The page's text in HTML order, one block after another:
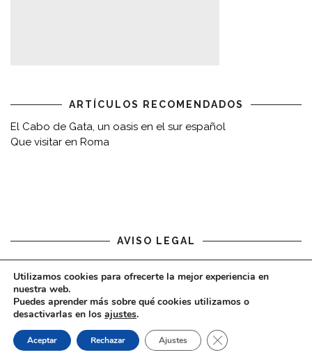
ARTÍCULOS RECOMENDADOS
El Cabo de Gata, un oasis en el sur español
Que visitar en Roma
AVISO LEGAL
Aviso legal
COPYRIGHT © 2020 - VIAJARDESPACIO.COM
Utilizamos cookies para ofrecerte la mejor experiencia en
nuestra web.
Puedes aprender más sobre qué cookies utilizamos o
desactivarlas en los ajustes.
Aceptar Rechazar Ajustes CERRAR EL